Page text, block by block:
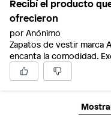
ofrecieron
por Anónimo
Zapatos de vestir marca
encanta la comodidad.